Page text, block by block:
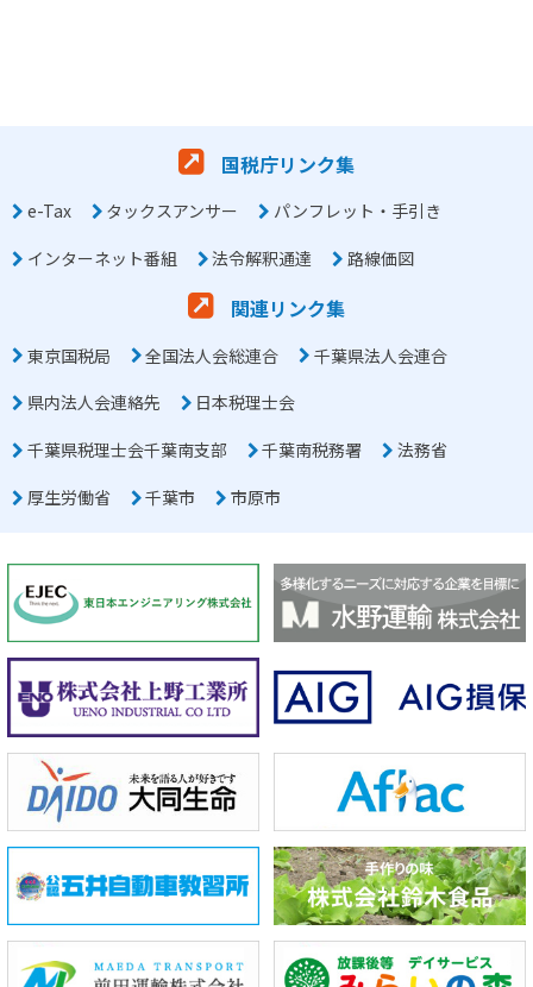
国税庁リンク集
e-Tax タックスアンサー
パンフレット・手引き
インターネット番組
法令解釈通達 路線価図
関連リンク集
東京国税局 全国法人会総連合
千葉県法人会連合
県内法人会連絡先
日本税理士会
千葉県税理士会千葉南支部
千葉南税務署
法務省
厚生労働省
千葉市 市原市